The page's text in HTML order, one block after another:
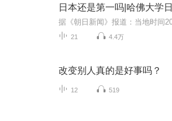
21 4.4万
改变别人真的是好事吗？
12 519